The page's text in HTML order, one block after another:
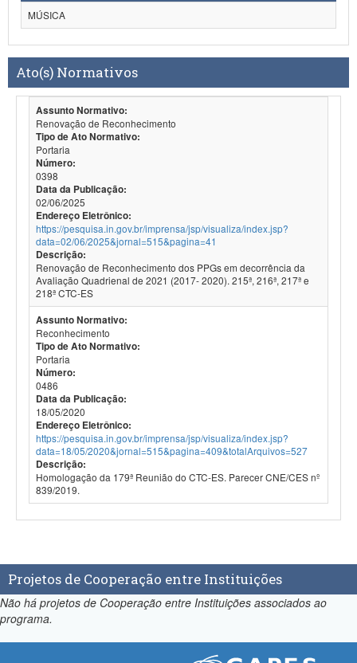
MÚSICA
Ato(s) Normativos
Assunto Normativo:
Renovação de Reconhecimento
Tipo de Ato Normativo:
Portaria
Número:
0398
Data da Publicação:
02/06/2025
Endereço Eletrônico:
https://pesquisa.in.gov.br/imprensa/jsp/visualiza/index.jsp?
data=02/06/2025&jornal=515&pagina=41
Descrição:
Renovação de Reconhecimento dos PPGs em decorrência da
Avaliação Quadrienal de 2021 (2017- 2020). 215ª, 216ª, 217ª e
218ª CTC-ES
Assunto Normativo:
Reconhecimento
Tipo de Ato Normativo:
Portaria
Número:
0486
Data da Publicação:
18/05/2020
Endereço Eletrônico:
https://pesquisa.in.gov.br/imprensa/jsp/visualiza/index.jsp?
data=18/05/2020&jornal=515&pagina=409&totalArquivos=527
Descrição:
Homologação da 179ª Reunião do CTC-ES. Parecer CNE/CES nº
839/2019.
Projetos de Cooperação entre Instituições
Não há projetos de Cooperação entre Instituições associados ao
programa.